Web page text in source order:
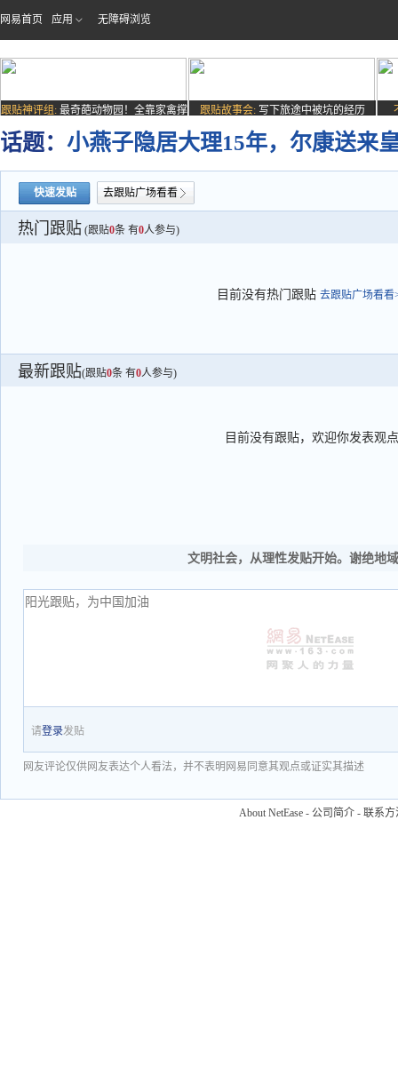
网易首页 应用 无障碍浏览
跟贴神评组: 最奇葩动物园！全靠家禽撑
场子
跟贴故事会: 写下旅途中被坑的经历
话题： 小燕子隐居大理15年，尔康送来
快速发贴 去跟贴广场看看
热门跟贴 (跟贴0条 有0人参与)
目前没有热门跟贴 去跟贴广场看看
最新跟贴(跟贴0条 有0人参与)
目前没有跟贴，欢迎你发表观点
文明社会，从理性发贴开始。谢绝地
请登录发贴
网友评论仅供网友表达个人看法，并不表明网易同意其观点或证实其描述
About NetEase - 公司简介 - 联系方